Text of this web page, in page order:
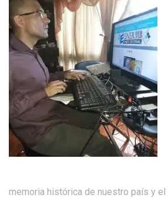
memoria histórica de nuestro país y el